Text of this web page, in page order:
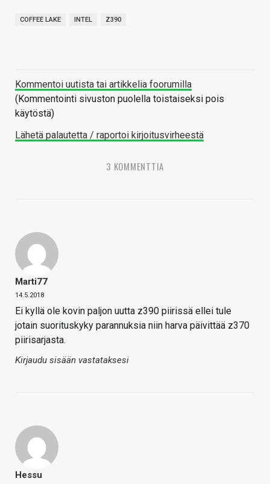
COFFEE LAKE INTEL Z390
Kommentoi uutista tai artikkelia foorumilla
(Kommentointi sivuston puolella toistaiseksi pois
käytöstä)
Lähetä palautetta / raportoi kirjoitusvirheestä
3 KOMMENTTIA
Marti77
14.5.2018
Ei kyllä ole kovin paljon uutta z390 piirissä ellei tule
jotain suorituskyky parannuksia niin harva päivittää z370
piirisarjasta.
Kirjaudu sisään vastataksesi
Hessu